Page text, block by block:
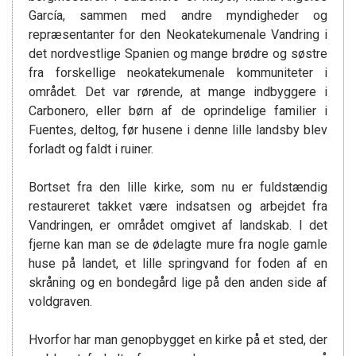
García, sammen med andre myndigheder og
repræsentanter for den Neokatekumenale Vandring i
det nordvestlige Spanien og mange brødre og søstre
fra forskellige neokatekumenale kommuniteter i
området. Det var rørende, at mange indbyggere i
Carbonero, eller børn af de oprindelige familier i
Fuentes, deltog, før husene i denne lille landsby blev
forladt og faldt i ruiner.
Bortset fra den lille kirke, som nu er fuldstændig
restaureret takket være indsatsen og arbejdet fra
Vandringen, er området omgivet af landskab. I det
fjerne kan man se de ødelagte mure fra nogle gamle
huse på landet, et lille springvand for foden af en
skråning og en bondegård lige på den anden side af
voldgraven.
Hvorfor har man genopbygget en kirke på et sted, der